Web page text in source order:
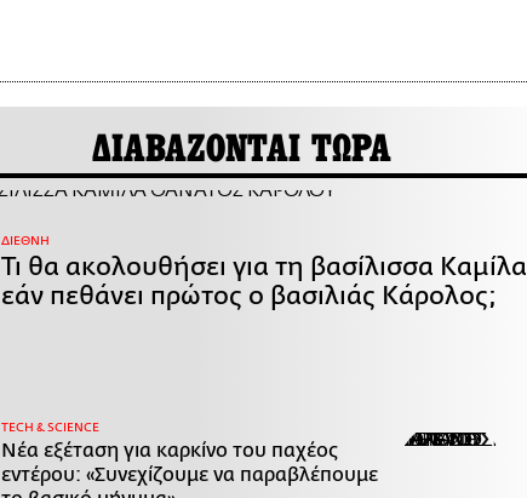
ΔΙΑΒΑΖΟΝΤΑΙ ΤΩΡΑ
ΔΙΕΘΝΗ
Τι θα ακολουθήσει για τη βασίλισσα Καμίλα
εάν πεθάνει πρώτος ο βασιλιάς Κάρολος;
ΤECH & SCIENCE
Νέα εξέταση για καρκίνο του παχέος
εντέρου: «Συνεχίζουμε να παραβλέπουμε